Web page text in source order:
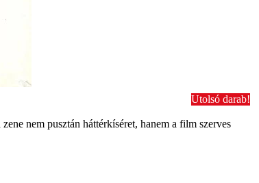
Utolsó darab!
nem pusztán háttérkíséret, hanem a film szerves